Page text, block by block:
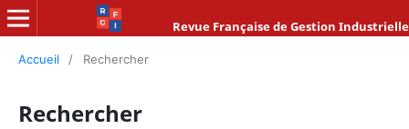
Revue Française de Gestion Industrielle
Accueil / Rechercher
Rechercher